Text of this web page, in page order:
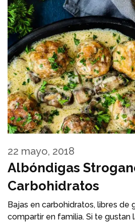
Albóndigas
Carbohidratos
22 mayo, 2018
Bajas en carbohidratos, libres de
compartir en familia. Si te gustan